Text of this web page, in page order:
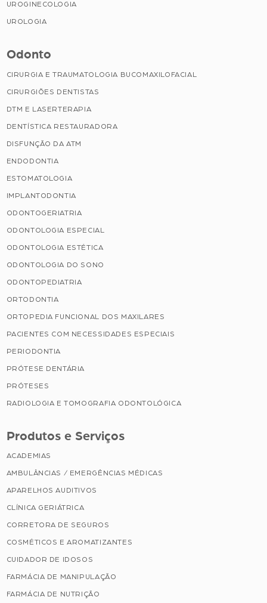
UROGINECOLOGIA
UROLOGIA
Odonto
CIRURGIA E TRAUMATOLOGIA BUCOMAXILOFACIAL
CIRURGIÕES DENTISTAS
DTM E LASERTERAPIA
DENTÍSTICA RESTAURADORA
DISFUNÇÃO DA ATM
ENDODONTIA
ESTOMATOLOGIA
IMPLANTODONTIA
ODONTOGERIATRIA
ODONTOLOGIA ESPECIAL
ODONTOLOGIA ESTÉTICA
ODONTOLOGIA DO SONO
ODONTOPEDIATRIA
ORTODONTIA
ORTOPEDIA FUNCIONAL DOS MAXILARES
PACIENTES COM NECESSIDADES ESPECIAIS
PERIODONTIA
PRÓTESE DENTÁRIA
PRÓTESES
RADIOLOGIA E TOMOGRAFIA ODONTOLÓGICA
Produtos e Serviços
ACADEMIAS
AMBULÂNCIAS / EMERGÊNCIAS MÉDICAS
APARELHOS AUDITIVOS
CLÍNICA GERIÁTRICA
CORRETORA DE SEGUROS
COSMÉTICOS E AROMATIZANTES
CUIDADOR DE IDOSOS
FARMÁCIA DE MANIPULAÇÃO
FARMÁCIA DE NUTRIÇÃO